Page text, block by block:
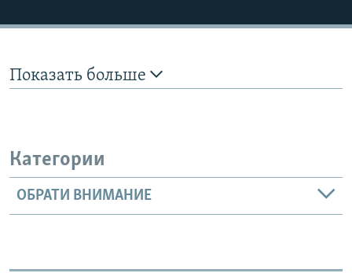
Показать больше
Категории
ОБРАТИ ВНИМАНИЕ